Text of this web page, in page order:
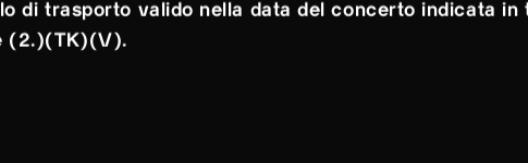
di trasporto valido nella data del concerto indicata
(2.)(TK)(V).